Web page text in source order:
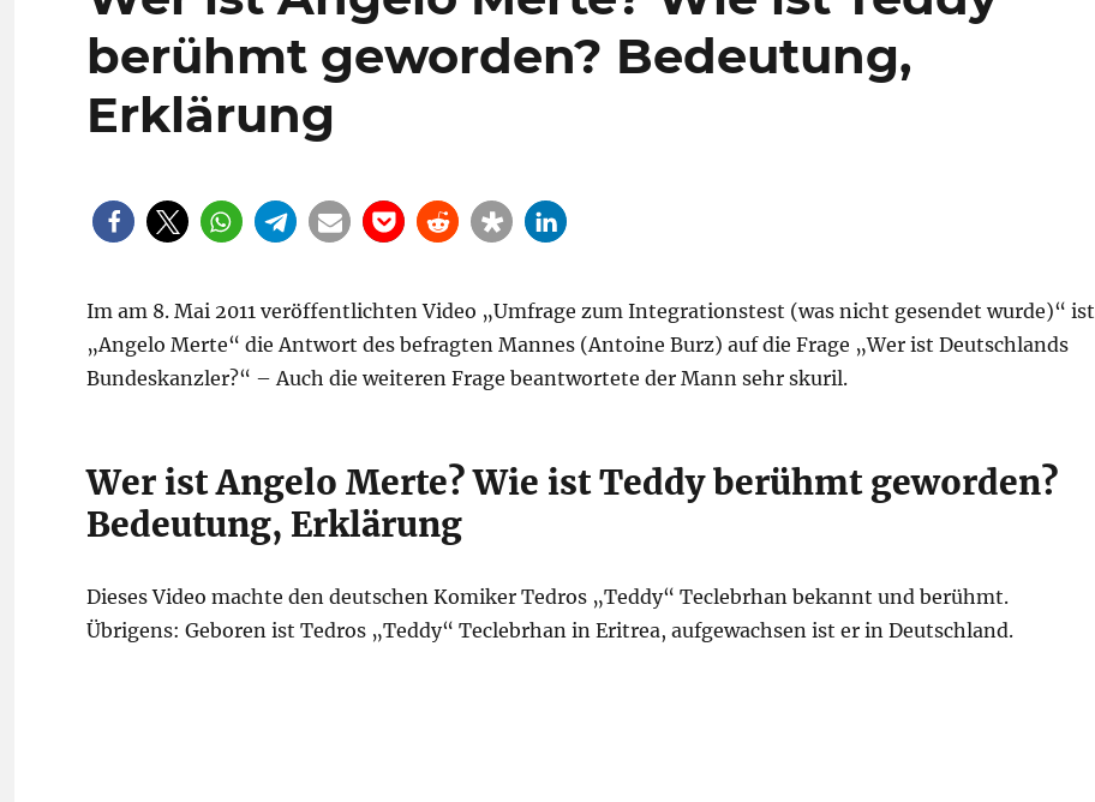
berühmt geworden? Bedeutung,
Erklärung
Im am 8. Mai 2011 veröffentlichten Video „Umfrage zum Integrationstest (was nicht gesendet wurde)“ ist
„Angelo Merte“ die Antwort des befragten Mannes (Antoine Burz) auf die Frage „Wer ist Deutschlands
Bundeskanzler?“ – Auch die weiteren Frage beantwortete der Mann sehr skuril.
Wer ist Angelo Merte? Wie ist Teddy berühmt geworden?
Bedeutung, Erklärung
Dieses Video machte den deutschen Komiker Tedros „Teddy“ Teclebrhan bekannt und berühmt.
Übrigens: Geboren ist Tedros „Teddy“ Teclebrhan in Eritrea, aufgewachsen ist er in Deutschland.